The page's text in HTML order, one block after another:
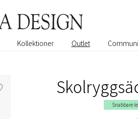
Kollektioner Outlet
Snabbare